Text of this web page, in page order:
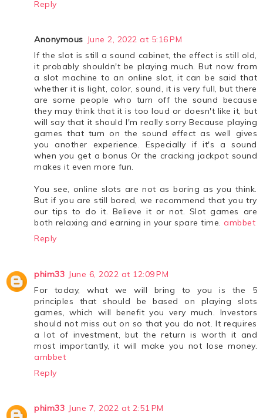
Reply
Anonymous June 2, 2022 at 5:16 PM
If the slot is still a sound cabinet, the effect is still old,
it probably shouldn't be playing much. But now from
a slot machine to an online slot, it can be said that
whether it is light, color, sound, it is very full, but there
are some people who turn off the sound because
they may think that it is too loud or doesn't like it, but
will say that it should I'm really sorry Because playing
games that turn on the sound effect as well gives
you another experience. Especially if it's a sound
when you get a bonus Or the cracking jackpot sound
makes it even more fun.
You see, online slots are not as boring as you think.
But if you are still bored, we recommend that you try
our tips to do it. Believe it or not. Slot games are
both relaxing and earning in your spare time. ambbet
Reply
phim33 June 6, 2022 at 12:09 PM
For today, what we will bring to you is the 5
principles that should be based on playing slots
games, which will benefit you very much. Investors
should not miss out on so that you do not. It requires
a lot of investment, but the return is worth it and
most importantly, it will make you not lose money.
ambbet
Reply
phim33 June 7, 2022 at 2:51 PM